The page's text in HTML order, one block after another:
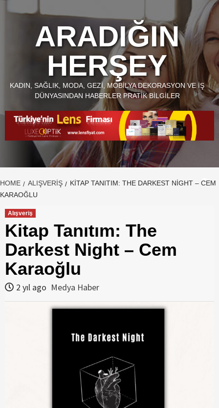
ARADIĞIN
HERŞEY
KADIN, SAĞLIK, MODA, GEZI, MOBILYA DEKORASYON VE İŞ
DÜNYASINDAN HABERLER PRATIK BILGILER
HOME ALIŞVERIŞ
KITAP TANITIM: THE DARKEST NIGHT – CEM
KARAOĞLU
Alışveriş
Kitap Tanıtım: The
Darkest Night – Cem
Karaoğlu
2 yıl ago Medya Haber